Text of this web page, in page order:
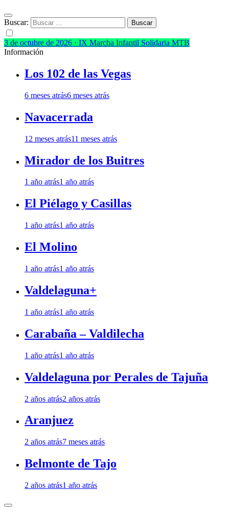
Buscar:
3 de octubre de 2026 · IX Marcha Infantil Solidaria MTB
Información
Los 102 de las Vegas
6 meses atrás6 meses atrás
Navacerrada
12 meses atrás11 meses atrás
Mirador de los Buitres
1 año atrás1 año atrás
El Piélago y Casillas
1 año atrás1 año atrás
El Molino
1 año atrás1 año atrás
Valdelaguna+
1 año atrás1 año atrás
Carabaña – Valdilecha
1 año atrás1 año atrás
Valdelaguna por Perales de Tajuña
2 años atrás2 años atrás
Aranjuez
2 años atrás7 meses atrás
Belmonte de Tajo
2 años atrás1 año atrás